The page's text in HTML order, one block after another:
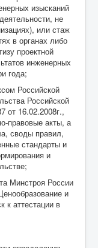
изысканий
не
или стаж
в органах либо
проектной
инженерных
года;
Российской
Российской
от 16.02.2008г.,
правовые акты, а
своды правил,
стандарты и
и
Минстроя России
и
к аттестации в